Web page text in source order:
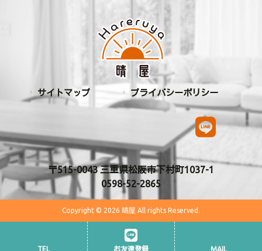
サイトマップ プライバシーポリシー
〒515-0043 三重県松阪市下村町1037-1
0598-52-2865
Copyright © 2026 晴屋 All rights Reserved.
TEL お友達登録 MAIL